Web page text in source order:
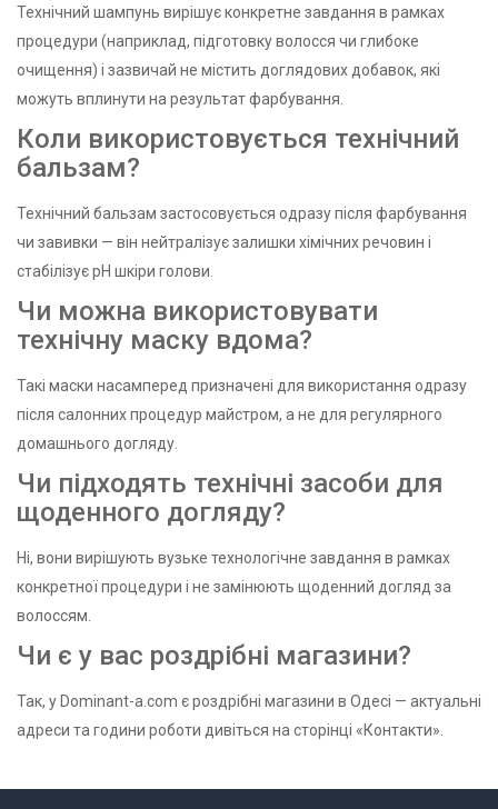
Технічний шампунь вирішує конкретне завдання в рамках
процедури (наприклад, підготовку волосся чи глибоке
очищення) і зазвичай не містить доглядових добавок, які
можуть вплинути на результат фарбування.
Коли використовується технічний
бальзам?
Технічний бальзам застосовується одразу після фарбування
чи завивки — він нейтралізує залишки хімічних речовин і
стабілізує pH шкіри голови.
Чи можна використовувати
технічну маску вдома?
Такі маски насамперед призначені для використання одразу
після салонних процедур майстром, а не для регулярного
домашнього догляду.
Чи підходять технічні засоби для
щоденного догляду?
Ні, вони вирішують вузьке технологічне завдання в рамках
конкретної процедури і не замінюють щоденний догляд за
волоссям.
Чи є у вас роздрібні магазини?
Так, у Dominant-a.com є роздрібні магазини в Одесі — актуальні
адреси та години роботи дивіться на сторінці «Контакти».